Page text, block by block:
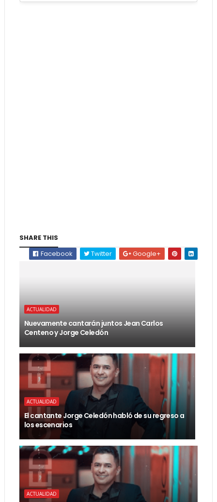
SHARE THIS
Facebook
Twitter Google+
ACTUALIDAD
Nuevamente cantarán juntos Jean Carlos
Centeno y Jorge Celedón
ACTUALIDAD
El cantante Jorge Celedón habló de su regreso a
los escenarios
ACTUALIDAD